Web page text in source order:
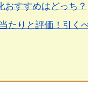
おすすめはどっち？
たりと評価！引く